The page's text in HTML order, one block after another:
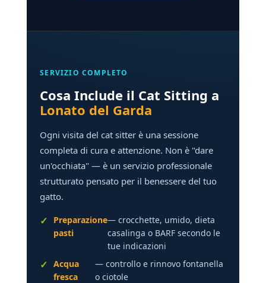
SERVIZIO COMPLETO
Cosa Include il Cat Sitting a
Lonato del Garda
Ogni visita del cat sitter è una sessione
completa di cura e attenzione. Non è "dare
un'occhiata" — è un servizio professionale
strutturato pensato per il benessere del tuo
gatto.
Preparazione
pasti
— crocchette, umido, dieta
casalinga o BARF secondo le
tue indicazioni
Acqua
fresca
— controllo e rinnovo fontanella
o ciotole